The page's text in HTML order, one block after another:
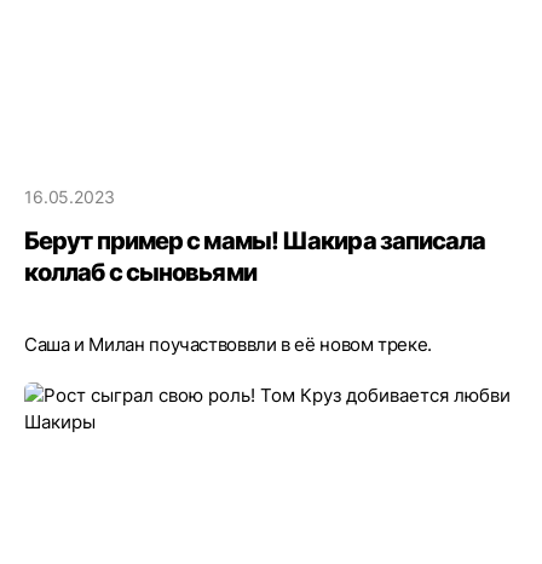
16.05.2023
Берут пример с мамы! Шакира записала
коллаб с сыновьями
Саша и Милан поучаствоввли в её новом треке.